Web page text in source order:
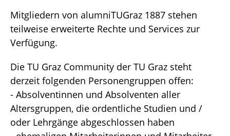
Mitgliedern von alumniTUGraz 1887 stehen
teilweise erweiterte Rechte und Services zur
Verfügung.
Die TU Graz Community der TU Graz steht
derzeit folgenden Personengruppen offen:
- Absolventinnen und Absolventen aller
Altersgruppen, die ordentliche Studien und /
oder Lehrgänge abgeschlossen haben